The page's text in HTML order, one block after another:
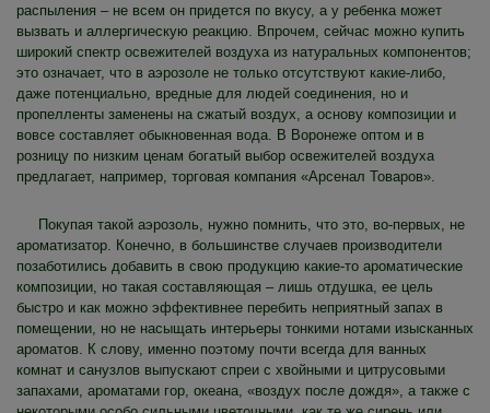
распыления – не всем он придется по вкусу, а у ребенка может
вызвать и аллергическую реакцию. Впрочем, сейчас можно купить
широкий спектр освежителей воздуха из натуральных компонентов;
это означает, что в аэрозоле не только отсутствуют какие-либо,
даже потенциально, вредные для людей соединения, но и
пропелленты заменены на сжатый воздух, а основу композиции и
вовсе составляет обыкновенная вода. В Воронеже оптом и в
розницу по низким ценам богатый выбор освежителей воздуха
предлагает, например, торговая компания «Арсенал Товаров».
Покупая такой аэрозоль, нужно помнить, что это, во-первых, не
ароматизатор. Конечно, в большинстве случаев производители
позаботились добавить в свою продукцию какие-то ароматические
композиции, но такая составляющая – лишь отдушка, ее цель
быстро и как можно эффективнее перебить неприятный запах в
помещении, но не насыщать интерьеры тонкими нотами изысканных
ароматов. К слову, именно поэтому почти всегда для ванных
комнат и санузлов выпускают спреи с хвойными и цитрусовыми
запахами, ароматами гор, океана, «воздух после дождя», а также с